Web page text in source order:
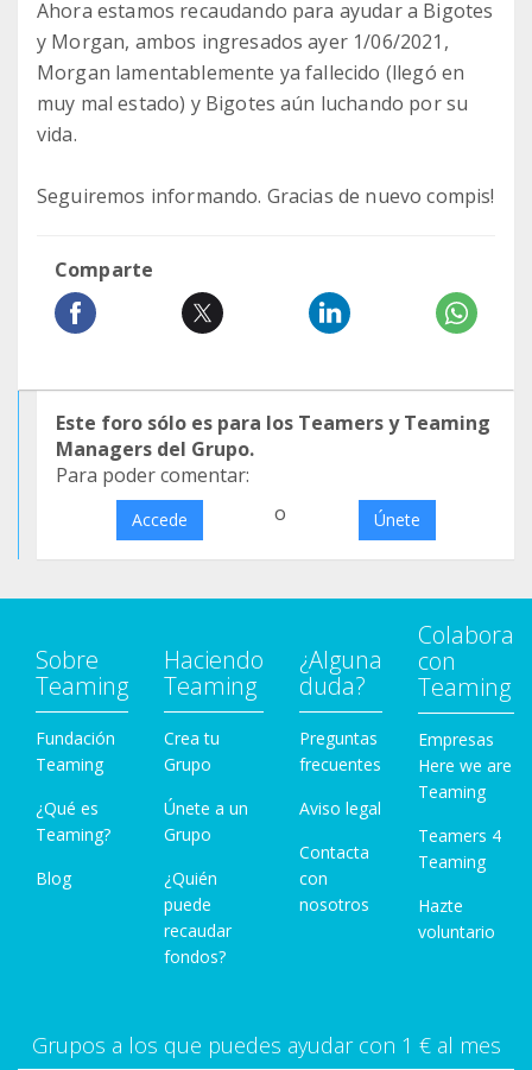
Ahora estamos recaudando para ayudar a Bigotes
y Morgan, ambos ingresados ayer 1/06/2021,
Morgan lamentablemente ya fallecido (llegó en
muy mal estado) y Bigotes aún luchando por su
vida.
Seguiremos informando. Gracias de nuevo compis!
Comparte
Este foro sólo es para los Teamers y Teaming
Managers del Grupo.
Para poder comentar:
Accede o Únete
Sobre
Teaming
Fundación
Teaming
¿Qué es
Teaming?
Blog
Haciendo
Teaming
Crea tu
Grupo
Únete a un
Grupo
¿Quién
puede
recaudar
fondos?
¿Alguna
duda?
Preguntas
frecuentes
Aviso legal
Contacta
con
nosotros
Colabora
con
Teaming
Empresas
Here we are
Teaming
Teamers 4
Teaming
Hazte
voluntario
Grupos a los que puedes ayudar con 1 € al mes